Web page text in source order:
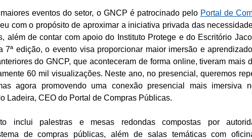
eventos do setor, o GNCP é patrocinado pelo Portal de
com o propósito de aproximar a iniciativa privada das
além de contar com apoio do Instituto Protege e do Escritório
7ª edição, o evento visa proporcionar maior imersão e
do GNCP, que aconteceram de forma online, tiveram mais
60 mil visualizações. Neste ano, no presencial, queremos
agora promovendo uma conexão presencial mais imersiva
Ladeira, CEO do Portal de Compras Públicas.
inclui palestras e mesas redondas compostas por
de compras públicas, além de salas temáticas com